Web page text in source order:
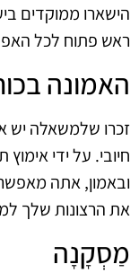
הישארו ממוקדים
ראש פתוח לכל
האמונה
זכרו שלמשאלה יש
חיובי. על ידי
ובאמון, אתה
את הרצונות שלך
מַסְקָנָה